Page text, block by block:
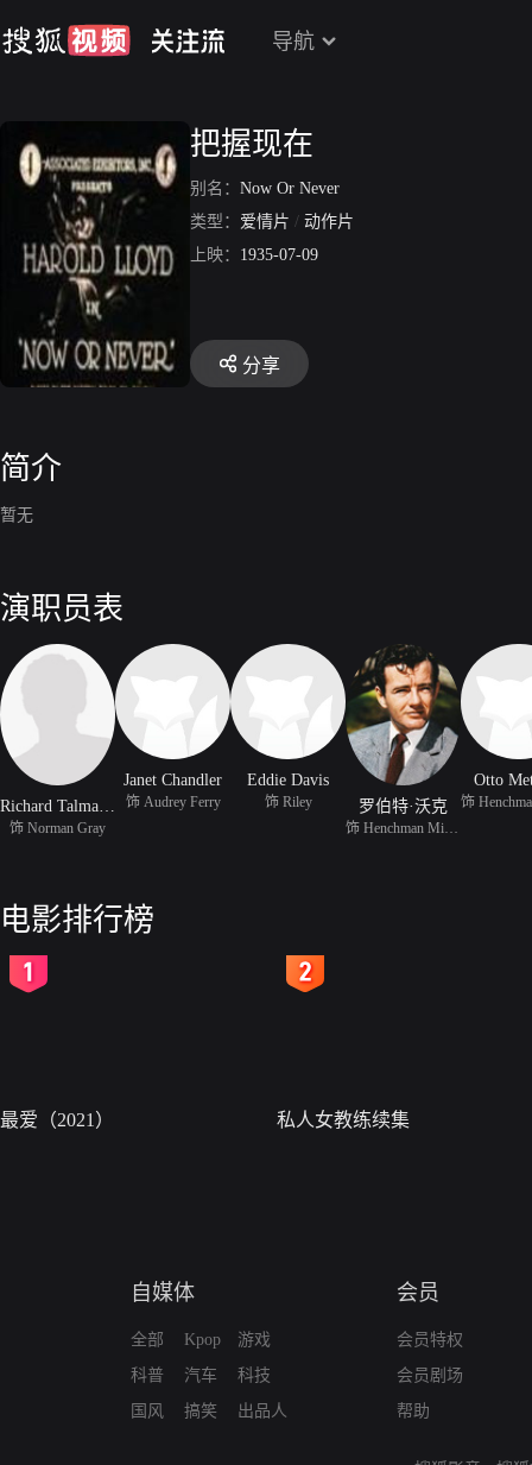
导航
把握现在
别名： Now Or Never
类型： 爱情片 / 动作片
上映： 1935-07-09
分享
简介
暂无
演职员表
饰 Norman Gray
Janet Chandler
饰 Audrey Ferry
Eddie Davis
饰 Riley 罗伯特·沃克
Otto
电影排行榜
最爱（2021） 私人女教练续集
自媒体
全部
科普
国风
Kpop
汽车
搞笑
游戏
科技
出品人
会员
会员特权
会员剧场
帮助